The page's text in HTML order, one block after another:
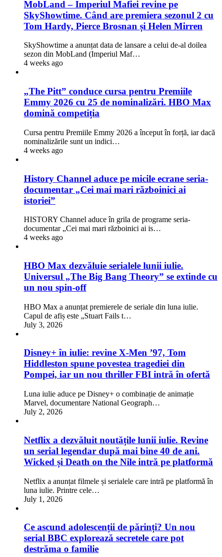
MobLand – Imperiul Mafiei revine pe
SkyShowtime. Când are premiera sezonul 2 cu
Tom Hardy, Pierce Brosnan și Helen Mirren
SkyShowtime a anunțat data de lansare a celui de-al doilea
sezon din MobLand (Imperiul Maf…
4 weeks ago
„The Pitt” conduce cursa pentru Premiile
Emmy 2026 cu 25 de nominalizări. HBO Max
domină competiția
Cursa pentru Premiile Emmy 2026 a început în forță, iar dacă
nominalizările sunt un indici…
4 weeks ago
History Channel aduce pe micile ecrane seria-
documentar „Cei mai mari războinici ai
istoriei”
HISTORY Channel aduce în grila de programe seria-
documentar „Cei mai mari războinici ai is…
4 weeks ago
HBO Max dezvăluie serialele lunii iulie.
Universul „The Big Bang Theory” se extinde cu
un nou spin-off
HBO Max a anunțat premierele de seriale din luna iulie.
Capul de afiș este „Stuart Fails t…
July 3, 2026
Disney+ în iulie: revine X-Men ’97, Tom
Hiddleston spune povestea tragediei din
Pompei, iar un nou thriller FBI intră în ofertă
Luna iulie aduce pe Disney+ o combinație de animație
Marvel, documentare National Geograph…
July 2, 2026
Netflix a dezvăluit noutățile lunii iulie. Revine
un serial legendar după mai bine 40 de ani.
Wicked și Death on the Nile intră pe platformă
Netflix a anunțat filmele și serialele care intră pe platformă în
luna iulie. Printre cele…
July 1, 2026
Ce ascund adolescenții de părinți? Un nou
serial BBC explorează secretele care pot
destrăma o familie